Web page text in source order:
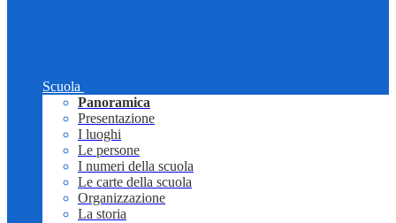
Scuola
Panoramica
Presentazione
I luoghi
Le persone
I numeri della scuola
Le carte della scuola
Organizzazione
La storia